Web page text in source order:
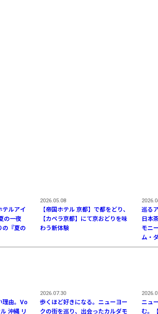
テルアイ
の一夜
の『夏の
【帝国ホテル 京都】で都をどり、
【カペラ京都】にて京おどりを味
わう新体験
2026.05.08
巡る
日本
モニ
ム・
理由。Vo
沖縄 リ
歩くほど好きになる。ニューヨー
クの街を巡り、出会ったカルダモ
2026.07.30
ニュ
む。